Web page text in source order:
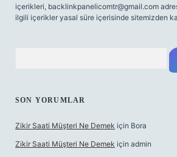
içerikleri, backlinkpanelicomtr@gmail.com
ilgili içerikler yasal süre içerisinde sitemizden
SON YORUMLAR
Zikir Saati Müşteri Ne Demek için Bora
Zikir Saati Müşteri Ne Demek için admin